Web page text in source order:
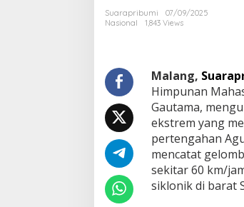
a
i
a
s
i
S
e
r
u
Suarapribumi
07/09/2025
Nasional
1,843 Views
Malang,
Himpunan
Gautama,
ekstrem yang
pertengahan
mencatat
sekitar 60 km/
siklonik di barat